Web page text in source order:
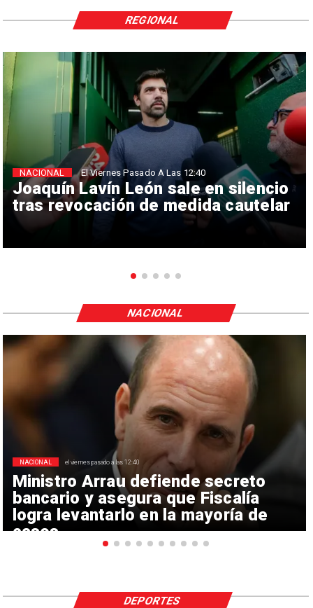
Joaquín Lavín León sale en silencio
tras revocación de medida cautelar
NACIONAL El Viernes Pasado A Las 12:40
REGIONAL
Ministro Arrau defiende secreto
bancario y asegura que Fiscalía
logra levantarlo en la mayoría de
casos
NACIONAL el viernes pasado a las 12:40
NACIONAL
DEPORTES